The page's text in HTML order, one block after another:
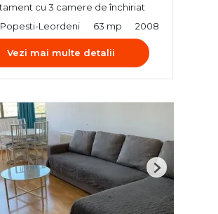
cu 3 camere de închiriat
Leordeni
63 mp 2008
Vezi mai multe detalii
Next